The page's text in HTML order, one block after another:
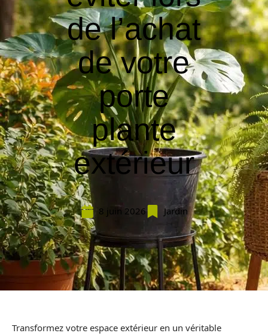
de l’achat
de votre
porte
plante
extérieur
8 juin 2026 Jardin
Transformez votre espace extérieur en un véritable